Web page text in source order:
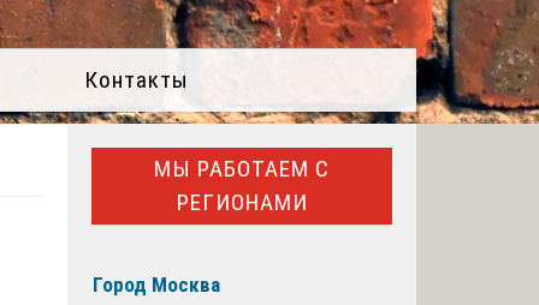
Контакты
МЫ РАБОТАЕМ С
РЕГИОНАМИ
Город Москва